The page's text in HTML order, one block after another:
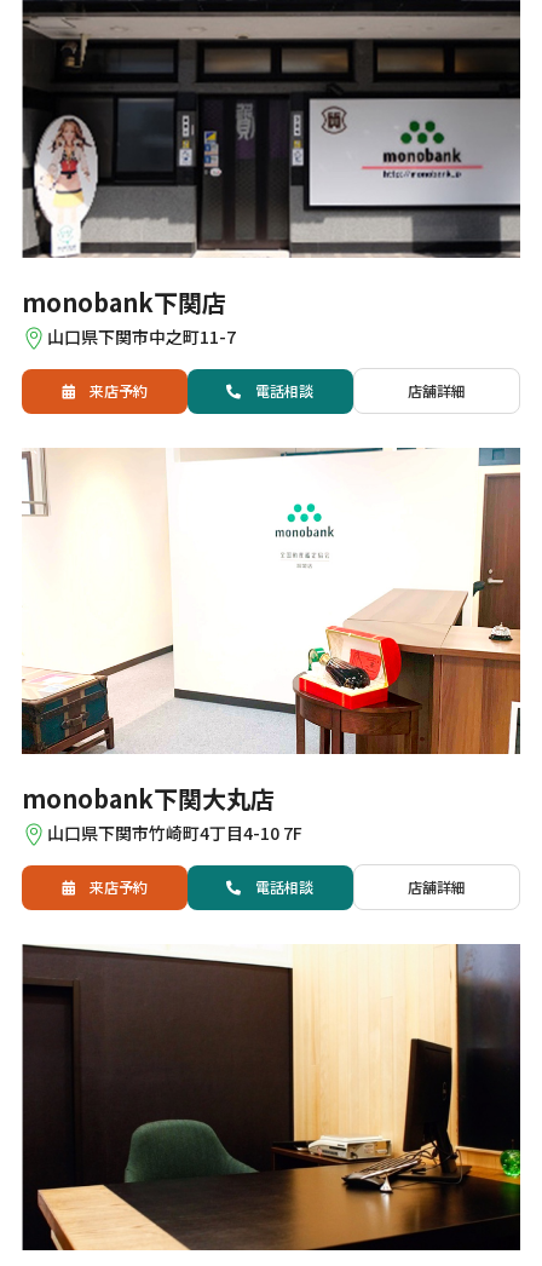
monobank下関店
山口県下関市中之町11-7
来店予約 電話相談 店舗詳細
monobank下関大丸店
山口県下関市竹崎町4丁目4-10 7F
来店予約 電話相談 店舗詳細